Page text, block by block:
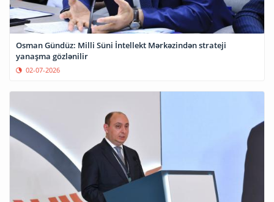
Osman Gündüz: Milli Süni İntellekt Mərkəzindən strateji
yanaşma gözlənilir
02-07-2026